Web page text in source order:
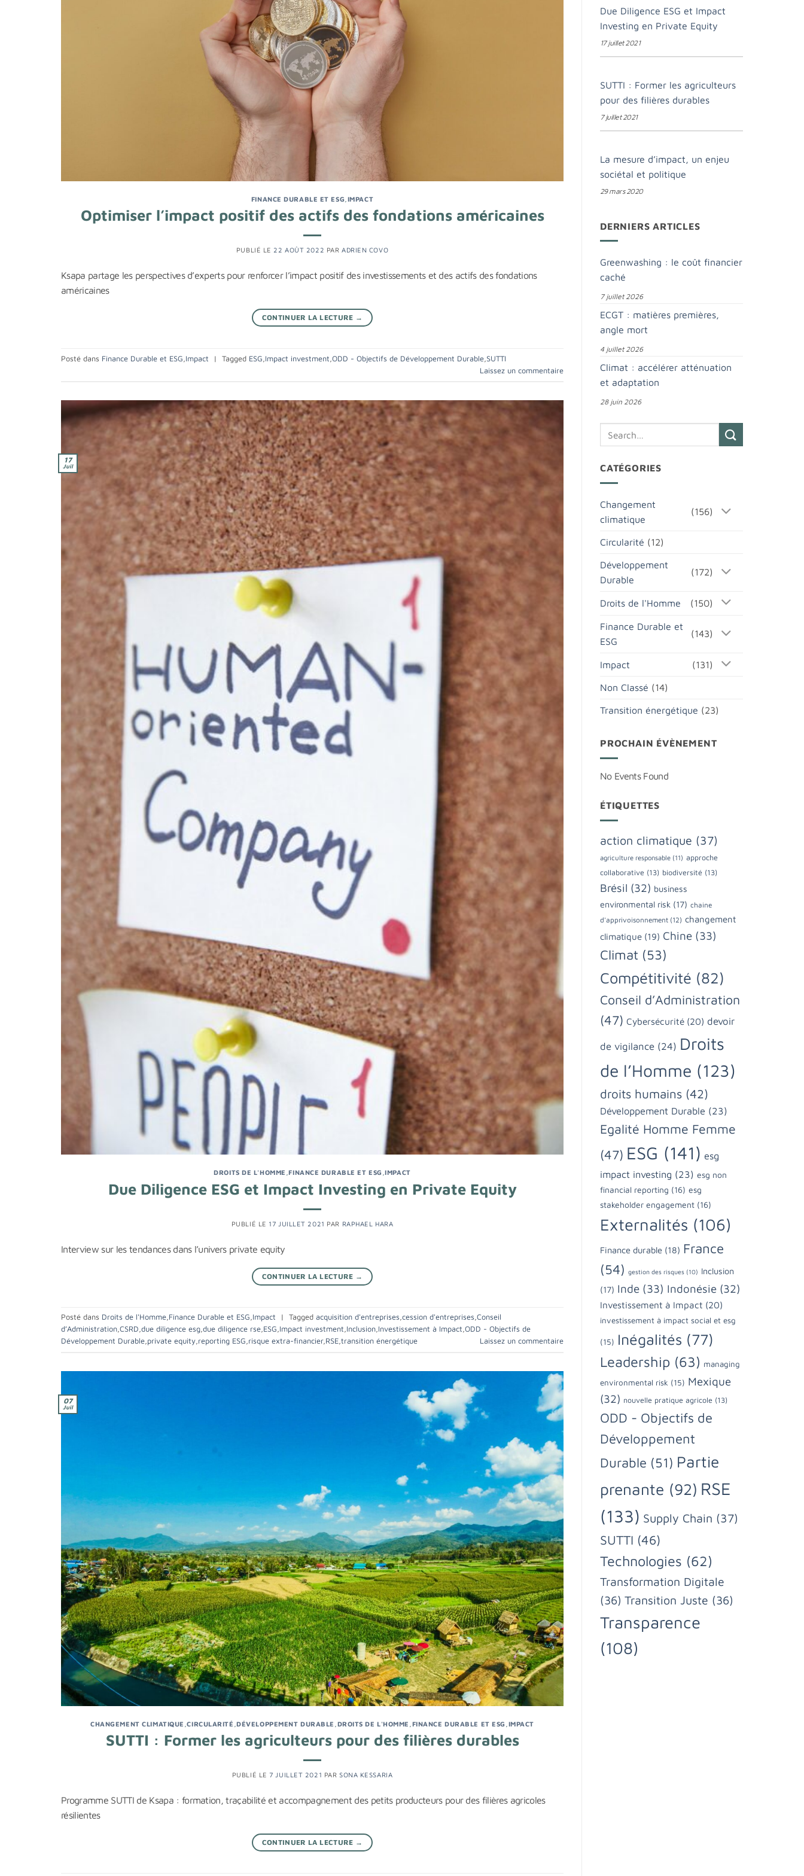
FINANCE DURABLE ET ESG IMPACT
Optimiser l’impact positif des actifs des fondations américaines
PUBLIÉ LE 22 AOÛT 2022 PAR ADRIEN COVO
Ksapa partage les perspectives d’experts pour renforcer l’impact positif des investissements et des actifs des fondations
américaines
CONTINUER LA LECTURE →
Posté dans Finance Durable et ESG Impact | Tagged ESG Impact investment ODD - Objectifs de Développement Durable SUTTI
Laissez un commentaire
17
Juil
DROITS DE L'HOMME ,FINANCE DURABLE ET ESG ,IMPACT
Due Diligence ESG et Impact Investing en Private Equity
PUBLIÉ LE 17 JUILLET 2021 PAR RAPHAEL HARA
Interview sur les tendances dans l’univers private equity
CONTINUER LA LECTURE →
Posté dans Droits de l'Homme,Finance Durable et ESG,Impact | Tagged acquisition d'entreprises,cession d'entreprises,Conseil
d’Administration,CSRD,due diligence esg,due diligence rse,ESG,Impact investment,Inclusion,Investissement à Impact,ODD - Objectifs de
Développement Durable,private equity,reporting ESG,risque extra-financier,RSE,transition énergétique Laissez un commentaire
07
Juil
CHANGEMENT CLIMATIQUE ,CIRCULARITÉ ,DÉVELOPPEMENT DURABLE DROITS DE L'HOMME FINANCE DURABLE ET ESG IMPACT
SUTTI : Former les agriculteurs pour des filières durables
PUBLIÉ LE 7 JUILLET 2021 PAR SONA KESSARIA
Programme SUTTI de Ksapa : formation, traçabilité et accompagnement des petits producteurs pour des filières agricoles
résilientes
CONTINUER LA LECTURE →
Due Diligence ESG et Impact
Investing en Private Equity
17 juillet 2021
SUTTI : Former les agriculteurs
pour des filières durables
7 juillet 2021
La mesure d’impact, un enjeu
sociétal et politique
29 mars 2020
DERNIERS ARTICLES
Greenwashing : le coût financier
caché
7 juillet 2026
ECGT : matières premières,
angle mort
4 juillet 2026
Climat : accélérer atténuation
et adaptation
28 juin 2026
CATÉGORIES
Changement
climatique
(156)
Circularité (12)
Développement
Durable
(172)
Droits de l'Homme (150)
Finance Durable et
ESG
(143)
Impact (131)
Non Classé (14)
Transition énergétique (23)
PROCHAIN ÉVÈNEMENT
No Events Found
ÉTIQUETTES
action climatique (37)
agriculture responsable (11) approche
collaborative (13) biodiversité (13)
Brésil (32) business
environmental risk (17) chaine
d'apprivoisonnement (12) changement
climatique (19) Chine (33)
Climat (53)
Compétitivité (82)
Conseil d’Administration
(47) Cybersécurité (20) devoir
de vigilance (24) Droits
de l’Homme (123)
droits humains (42)
Développement Durable (23)
Egalité Homme Femme
(47) ESG (141) esg
impact investing (23) esg non
financial reporting (16) esg
stakeholder engagement (16)
Externalités (106)
Finance durable (18) France
(54) gestion des risques (10) Inclusion
(17) Inde (33) Indonésie (32)
Investissement à Impact (20)
investissement à impact social et esg
(15) Inégalités (77)
Leadership (63) managing
environmental risk (15) Mexique
(32) nouvelle pratique agricole (13)
ODD - Objectifs de
Développement
Durable (51) Partie
prenante (92) RSE
(133) Supply Chain (37)
SUTTI (46)
Technologies (62)
Transformation Digitale
(36) Transition Juste (36)
Transparence
(108)